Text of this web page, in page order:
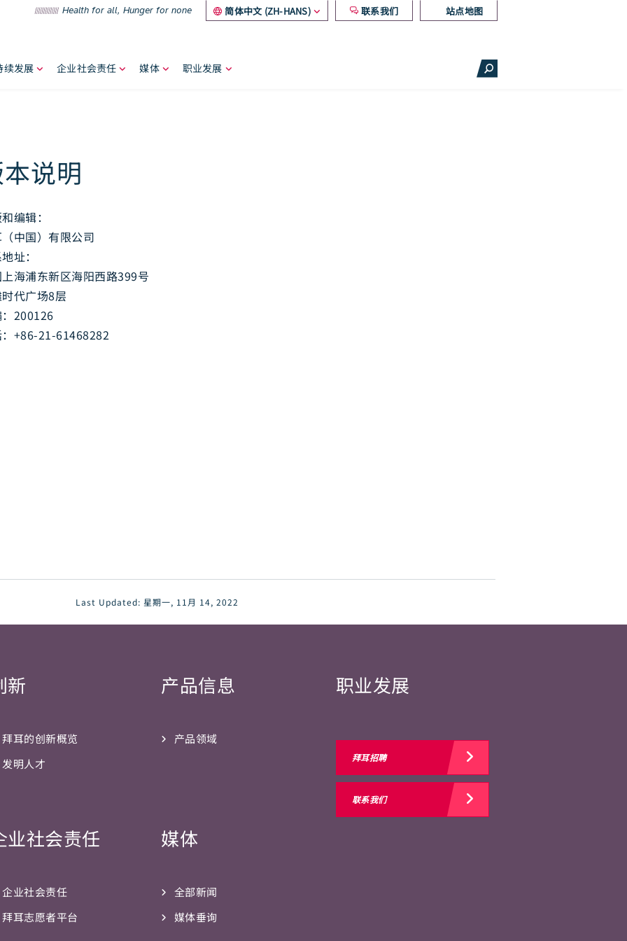
Health for all, Hunger for none 简体中文 (ZH-HANS) 联系我们 站点地图
续发展 企业社会责任 媒体 职业发展
说明
编辑：
中国）有限公司
址：
海浦东新区海阳西路399号
代广场8层
200126
：+86-21-61468282
Last Updated: 星期一, 11月 14, 2022
新
拜耳的创新概览
发明人才
产品信息
产品领域
业社会责任
企业社会责任
拜耳志愿者平台
媒体
全部新闻
媒体垂询
职业发展
拜耳招聘
联系我们